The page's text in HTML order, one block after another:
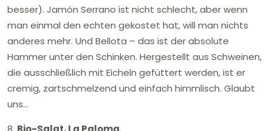
besser). Jamón Serrano ist nicht schlecht, aber wenn
man einmal den echten gekostet hat, will man nichts
anderes mehr. Und Bellota – das ist der absolute
Hammer unter den Schinken. Hergestellt aus Schweinen,
die ausschließlich mit Eicheln gefüttert werden, ist er
cremig, zartschmelzend und einfach himmlisch. Glaubt
uns…